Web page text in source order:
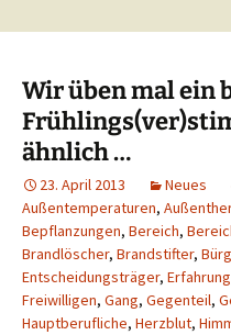
Wir üben mal ein
ähnlich …
23. April 2013 Neues
Außentemperaturen,
Bepflanzungen, Bereich,
Brandlöscher, Brandstifter,
Entscheidungsträger, Erfahrung
Freiwilligen, Gang, Gegenteil,
Hauptberufliche, Herzblut,